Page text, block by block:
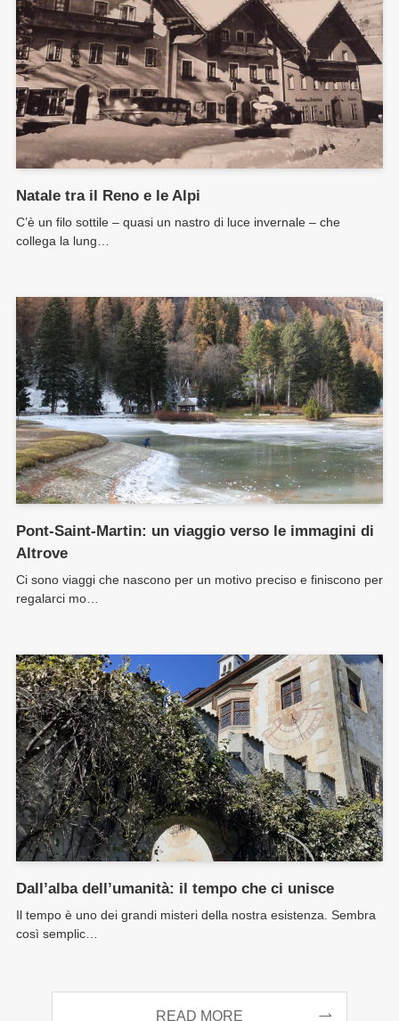
Natale tra il Reno e le Alpi
C’è un filo sottile – quasi un nastro di luce invernale – che
collega la lung…
Pont-Saint-Martin: un viaggio verso le immagini di
Altrove
Ci sono viaggi che nascono per un motivo preciso e finiscono per
regalarci mo…
Dall’alba dell’umanità: il tempo che ci unisce
Il tempo è uno dei grandi misteri della nostra esistenza. Sembra
così semplic…
READ MORE